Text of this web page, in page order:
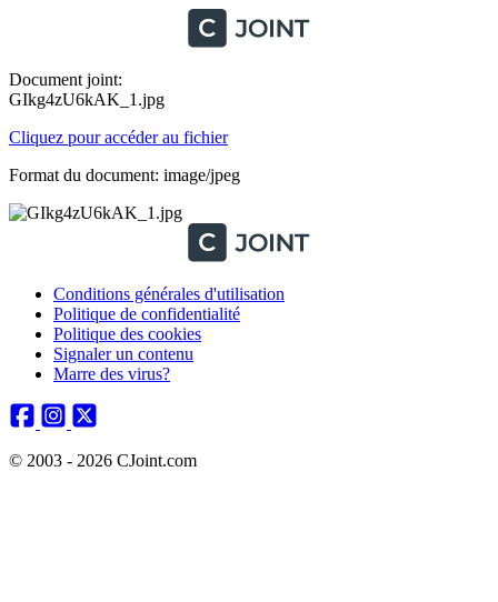
Document joint:
GIkg4zU6kAK_1.jpg
Cliquez pour accéder au fichier
Format du document: image/jpeg
Conditions générales d'utilisation
Politique de confidentialité
Politique des cookies
Signaler un contenu
Marre des virus?
© 2003 - 2026 CJoint.com